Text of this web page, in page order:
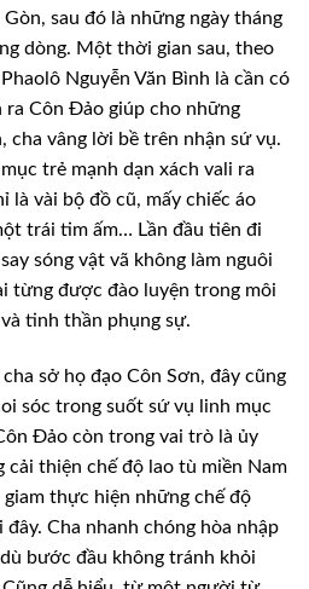
sau đó là những ngày tháng
dòng. Một thời gian sau, theo
Nguyễn Văn Bình là cần có
Côn Đảo giúp cho những
cha vâng lời bề trên nhận sứ vụ.
trẻ mạnh dạn xách vali ra
là vài bộ đồ cũ, mấy chiếc áo
trái tim ấm… Lần đầu tiên đi
sóng vật vã không làm nguôi
từng được đào luyện trong môi
tinh thần phụng sự.
sở họ đạo Côn Sơn, đây cũng
sóc trong suốt sứ vụ linh mục
Đảo còn trong vai trò là ủy
cải thiện chế độ lao tù miền Nam
thực hiện những chế độ
Cha nhanh chóng hòa nhập
bước đầu không tránh khỏi